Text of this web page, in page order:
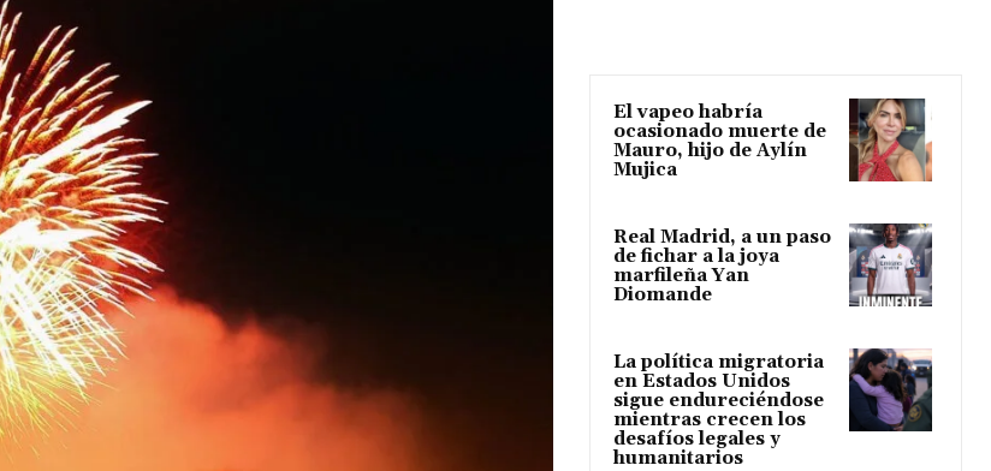
El vapeo habría
ocasionado muerte de
Mauro, hijo de Aylín
Mujica
Real Madrid, a un paso
de fichar a la joya
marfileña Yan
Diomande
La política migratoria
en Estados Unidos
sigue endureciéndose
mientras crecen los
desafíos legales y
humanitarios